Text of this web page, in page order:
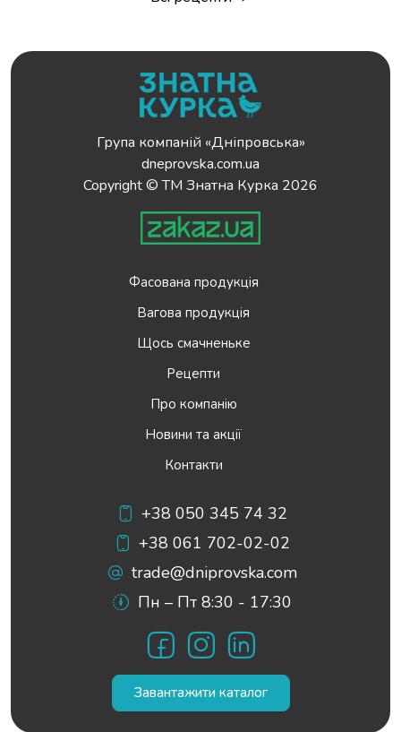
Група компаній «Дніпровська»
dneprovska.com.ua
Copyright © ТМ Знатна Курка 2026
Фасована продукція
Вагова продукція
Щось смачненьке
Рецепти
Про компанію
Новини та акції
Контакти
+38 050 345 74 32
+38 061 702-02-02
trade@dniprovska.com
Пн – Пт 8:30 - 17:30
Facebook
Instagram
LinkedIn
Завантажити каталог